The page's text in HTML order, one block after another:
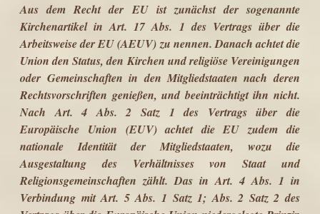
Aus dem Recht der EU ist zunächst der sogenannte
Kirchenartikel in Art. 17 Abs. 1 des Vertrags über die
Arbeitsweise der EU (AEUV) zu nennen. Danach achtet die
Union den Status, den Kirchen und religiöse Vereinigungen
oder Gemeinschaften in den Mitgliedstaaten nach deren
Rechtsvorschriften genießen, und beeinträchtigt ihn nicht.
Nach Art. 4 Abs. 2 Satz 1 des Vertrags über die
Europäische Union (EUV) achtet die EU zudem die
nationale Identität der Mitgliedstaaten, wozu die
Ausgestaltung des Verhältnisses von Staat und
Religionsgemeinschaften zählt. Das in Art. 4 Abs. 1 in
Verbindung mit Art. 5 Abs. 1 Satz 1; Abs. 2 Satz 2 des